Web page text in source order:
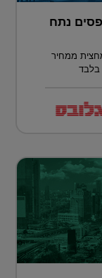
נתח
ממחיר